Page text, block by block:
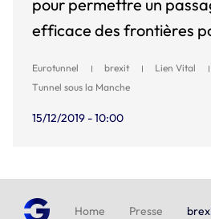
pour permettre un
efficace des frontières
Eurotunnel brexit Lien Vital
Tunnel sous la Manche
15/12/2019 - 10:00
Home Presse